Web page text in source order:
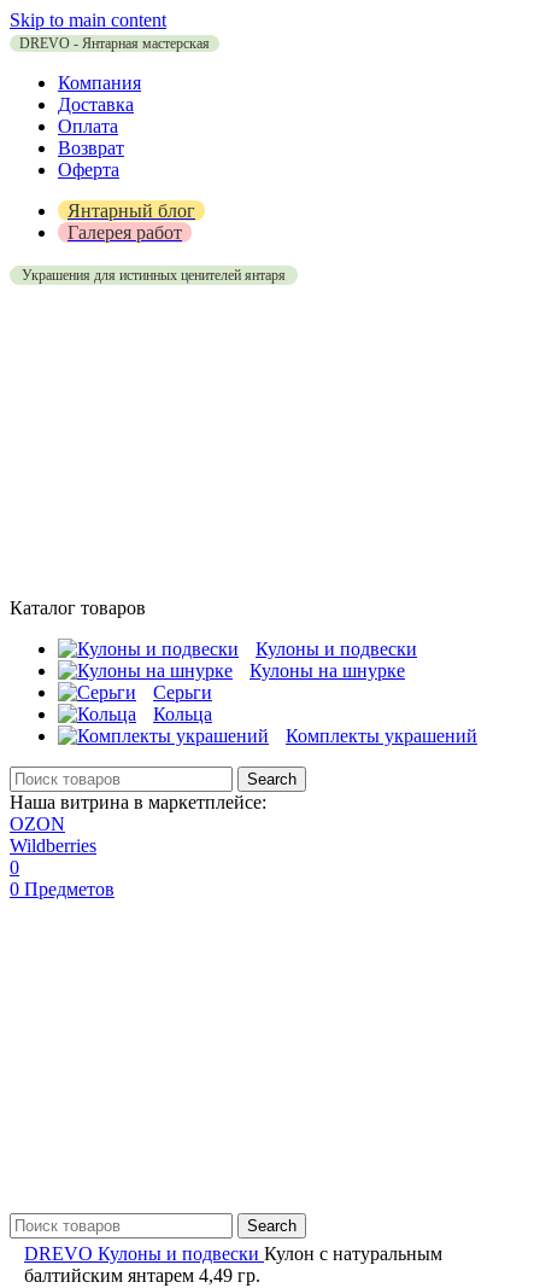
Skip to main content
DREVO - Янтарная мастерская
Компания
Доставка
Оплата
Возврат
Оферта
Янтарный блог
Галерея работ
Украшения для истинных ценителей янтаря
Каталог товаров
Кулоны и подвески
Кулоны на шнурке
Серьги
Кольца
Комплекты украшений
Search
Наша витрина в маркетплейсе:
OZON
Wildberries
0
0 Предметов
Search
DREVO Кулоны и подвески Кулон с натуральным
балтийским янтарем 4,49 гр.